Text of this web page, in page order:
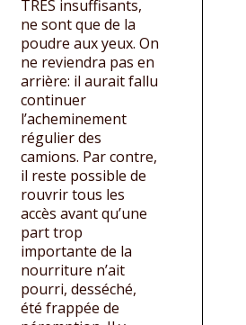
TRES insuffisants,
ne sont que de la
poudre aux yeux. On
ne reviendra pas en
arrière: il aurait fallu
continuer
l’acheminement
régulier des
camions. Par contre,
il reste possible de
rouvrir tous les
accès avant qu’une
part trop
importante de la
nourriture n’ait
pourri, desséché,
été frappée de